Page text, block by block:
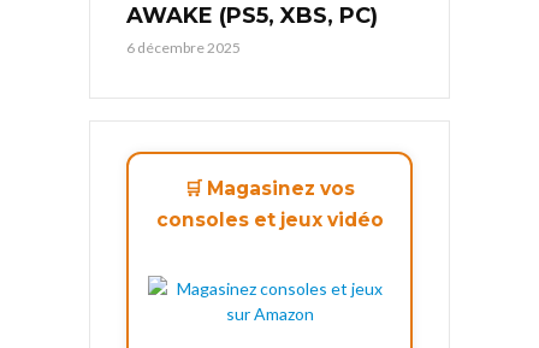
AWAKE (PS5, XBS, PC)
6 décembre 2025
🛒 Magasinez vos
consoles et jeux vidéo